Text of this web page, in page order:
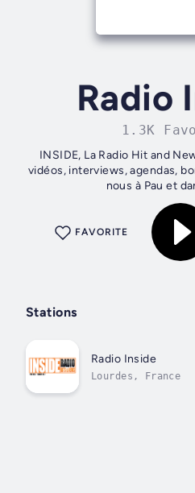
Radio
1.3K
INSIDE, La Radio Hit and
vidéos, interviews, agendas,
nous à Pau et
FAVORITE
Stations
Radio Inside
Lourdes, France